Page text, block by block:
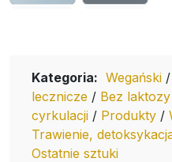
Kategoria: Wegański /
lecznicze / Bez laktozy
cyrkulacji / Produkty /
Trawienie,
Ostatnie sztuki